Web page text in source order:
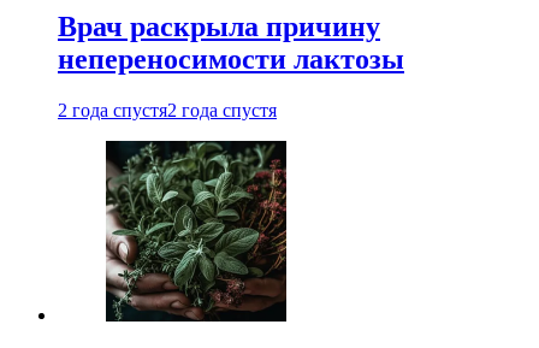
Врач раскрыла причину
непереносимости лактозы
2 года спустя2 года спустя